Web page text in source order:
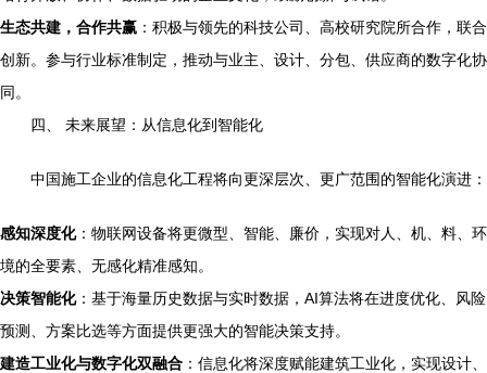
生态共建，合作共赢 ：积极与领先的科技公司、高校研究院所合作，联合
创新。参与行业标准制定，推动与业主、设计、分包、供应商的数字化协
同。
四、 未来展望：从信息化到智能化
中国施工企业的信息化工程将向更深层次、更广范围的智能化演进：
感知深度化：物联网设备将更微型、智能、廉价，实现对人、机、料、环
境的全要素、无感化精准感知。
决策智能化：基于海量历史数据与实时数据，AI算法将在进度优化、风险
预测、方案比选等方面提供更强大的智能决策支持。
建造工业化与数字化双融合 ：信息化将深度赋能建筑工业化，实现设计、